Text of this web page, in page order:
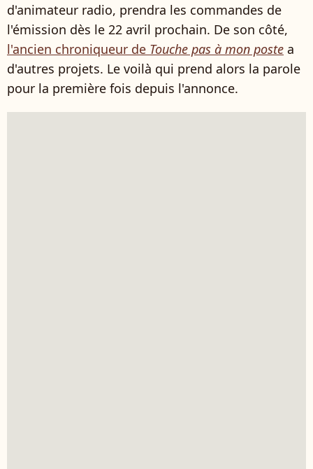
d'animateur radio, prendra les commandes de
l'émission dès le 22 avril prochain. De son côté,
l'ancien chroniqueur de Touche pas à mon poste a
d'autres projets. Le voilà qui prend alors la parole
pour la première fois depuis l'annonce.